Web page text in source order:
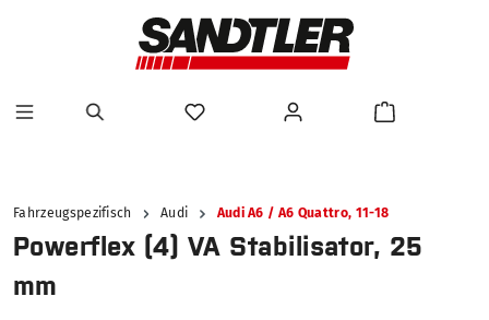
Fahrzeugspezifisch Audi Audi A6 / A6 Quattro, 11-18
Powerflex (4) VA Stabilisator, 25
mm